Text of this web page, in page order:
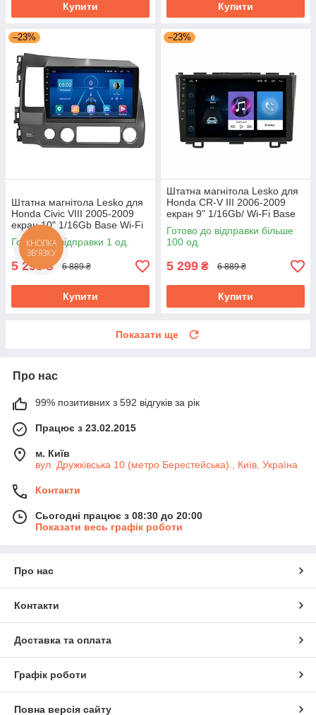
Купити Купити
–23%
Штатна магнітола Lesko для
Honda Civic VIII 2005-2009
екран 10" 1/16Gb Base Wi-Fi
GPS Android
Готово до відправки 1 од.
5 299₴ 6 889 ₴
Купити
–23%
Штатна магнітола Lesko для
Honda CR-V III 2006-2009
екран 9" 1/16Gb/ Wi-Fi Base
GPS Android Хонда
Готово до відправки більше
100 од.
5 299 ₴ 6 889 ₴
Купити
Показати ще
Про нас
99% позитивних з 592 відгуків за рік
Працює з 23.02.2015
м. Київ
вул. Дружківська 10 (метро Берестейська)., Київ, Україна
Контакти
Сьогодні працює з 08:30 до 20:00
Показати весь графік роботи
Про нас
Контакти
Доставка та оплата
Графік роботи
Повна версія сайту
КНОПКА
ЗВ'ЯЗКУ